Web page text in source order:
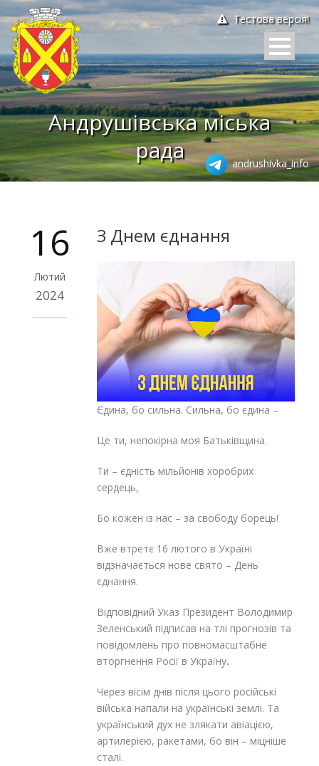
Тестова версія!
Андрушівська міська
рада
andrushivka_info
16
Лютий
2024
З Днем єднання
Єдина, бо сильна. Сильна, бо єдина –
Це ти, непокірна моя Батьківщина.
Ти – єдність мільйонів хоробрих
сердець,
Бо кожен із нас – за свободу борець!
Вже втретє 16 лютого в Україні
відзначається нове свято – День
єднання.
Відповідний Указ Президент Володимир
Зеленський підписав на тлі прогнозів та
повідомлень про повномасштабне
вторгнення Росії в Україну.
Через вісім днів після цього російські
війська напали на українські землі. Та
український дух не злякати авіацією,
артилерією, ракетами, бо він – міцніше
сталі.